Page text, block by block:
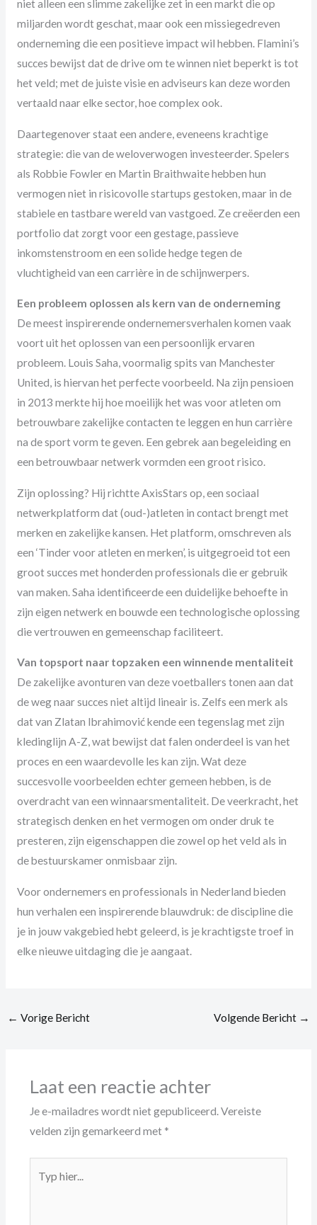
niet alleen een slimme zakelijke zet in een markt die op
miljarden wordt geschat, maar ook een missiegedreven
onderneming die een positieve impact wil hebben. Flamini’s
succes bewijst dat de drive om te winnen niet beperkt is tot
het veld; met de juiste visie en adviseurs kan deze worden
vertaald naar elke sector, hoe complex ook.
Daartegenover staat een andere, eveneens krachtige
strategie: die van de weloverwogen investeerder. Spelers
als Robbie Fowler en Martin Braithwaite hebben hun
vermogen niet in risicovolle startups gestoken, maar in de
stabiele en tastbare wereld van vastgoed. Ze creëerden een
portfolio dat zorgt voor een gestage, passieve
inkomstenstroom en een solide hedge tegen de
vluchtigheid van een carrière in de schijnwerpers.
Een probleem oplossen als kern van de onderneming
De meest inspirerende ondernemersverhalen komen vaak
voort uit het oplossen van een persoonlijk ervaren
probleem. Louis Saha, voormalig spits van Manchester
United, is hiervan het perfecte voorbeeld. Na zijn pensioen
in 2013 merkte hij hoe moeilijk het was voor atleten om
betrouwbare zakelijke contacten te leggen en hun carrière
na de sport vorm te geven. Een gebrek aan begeleiding en
een betrouwbaar netwerk vormden een groot risico.
Zijn oplossing? Hij richtte AxisStars op, een sociaal
netwerkplatform dat (oud-)atleten in contact brengt met
merken en zakelijke kansen. Het platform, omschreven als
een ‘Tinder voor atleten en merken’, is uitgegroeid tot een
groot succes met honderden professionals die er gebruik
van maken. Saha identificeerde een duidelijke behoefte in
zijn eigen netwerk en bouwde een technologische oplossing
die vertrouwen en gemeenschap faciliteert.
Van topsport naar topzaken een winnende mentaliteit
De zakelijke avonturen van deze voetballers tonen aan dat
de weg naar succes niet altijd lineair is. Zelfs een merk als
dat van Zlatan Ibrahimović kende een tegenslag met zijn
kledinglijn A-Z, wat bewijst dat falen onderdeel is van het
proces en een waardevolle les kan zijn. Wat deze
succesvolle voorbeelden echter gemeen hebben, is de
overdracht van een winnaarsmentaliteit. De veerkracht, het
strategisch denken en het vermogen om onder druk te
presteren, zijn eigenschappen die zowel op het veld als in
de bestuurskamer onmisbaar zijn.
Voor ondernemers en professionals in Nederland bieden
hun verhalen een inspirerende blauwdruk: de discipline die
je in jouw vakgebied hebt geleerd, is je krachtigste troef in
elke nieuwe uitdaging die je aangaat.
← Vorige Bericht Volgende Bericht →
Laat een reactie achter
Je e-mailadres wordt niet gepubliceerd.Vereiste
velden zijn gemarkeerd met *
hier...